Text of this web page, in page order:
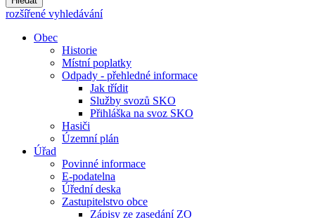
rozšířené vyhledávání
Obec
Historie
Místní poplatky
Odpady - přehledné informace
Jak třídit
Služby svozů SKO
Přihláška na svoz SKO
Hasiči
Územní plán
Úřad
Povinné informace
E-podatelna
Úřední deska
Zastupitelstvo obce
Zápisy ze zasedání ZO